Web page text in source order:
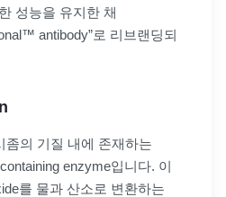
성능을 유지한 채
antibody”로 리브랜딩되
좀의 기질 내에 존재하는
enzyme입니다. 이
를 물과 산소로 변환하는